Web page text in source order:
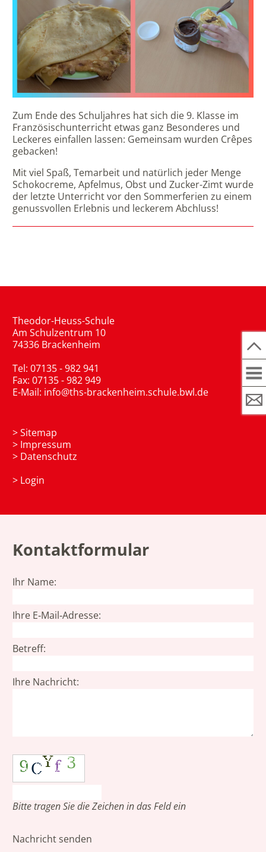
Zum Ende des Schuljahres hat sich die 9. Klasse im
Französischunterricht etwas ganz Besonderes und
Leckeres einfallen lassen: Gemeinsam wurden Crêpes
gebacken!
Mit viel Spaß, Temarbeit und natürlich jeder Menge
Schokocreme, Apfelmus, Obst und Zucker-Zimt wurde
der letzte Unterricht vor den Sommerferien zu einem
genussvollen Erlebnis und leckerem Abchluss!
Theodor-Heuss-Schule
Am Schulzentrum 10
74336 Brackenheim
Tel: 07135 - 982 941
Fax: 07135 - 982 949
E-Mail: info@ths-brackenheim.schule.bwl.de
>Sitemap
> Impressum
> Datenschutz
> Login
Kontaktformular
Ihr Name:
Ihre E‑Mail‑Adresse:
Betreff:
Ihre Nachricht:
Bitte tragen Sie die Zeichen in das Feld ein